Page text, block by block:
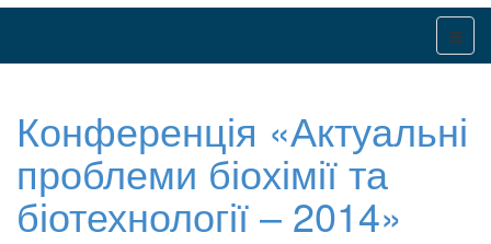
Конференція «Актуальні
проблеми біохімії та
біотехнології – 2014»